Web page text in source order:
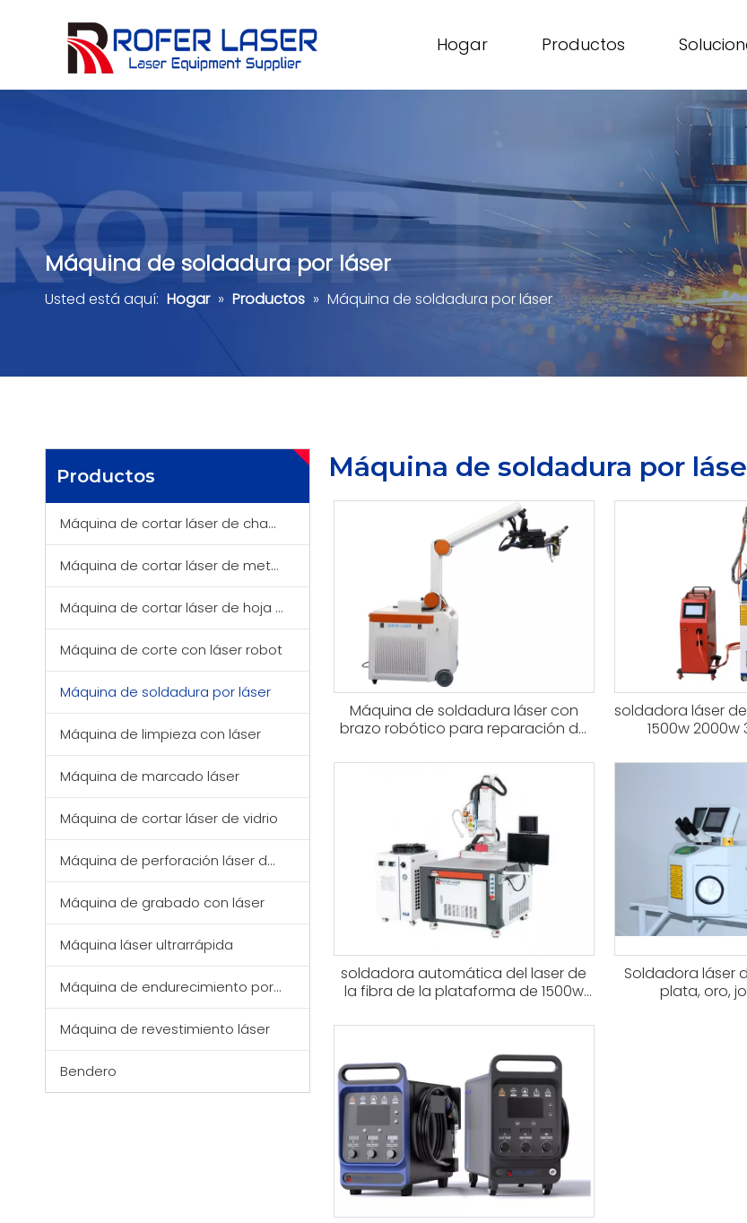
Hogar Productos
Máquina de soldadura por láser
Usted está aquí: Hogar » Productos » Máquina de soldadura por láser
Productos
Máquina de cortar láser de chapa
Máquina de cortar láser de metal de tubo
Máquina de cortar láser de hoja y tubo
Máquina de corte con láser robot
Máquina de soldadura por láser
Máquina de limpieza con láser
Máquina de marcado láser
Máquina de cortar láser de vidrio
Máquina de perforación láser de vidrio
Máquina de grabado con láser
Máquina láser ultrarrápida
Máquina de endurecimiento por láser
Máquina de revestimiento láser
Bendero
Máquina de soldadura por
Máquina de soldadura láser con
brazo robótico para reparación de
QCW y CW
soldadora láser
1500w
soldadora automática del laser de
la fibra de la plataforma de 1500w
Soldadora láser
plata, oro,